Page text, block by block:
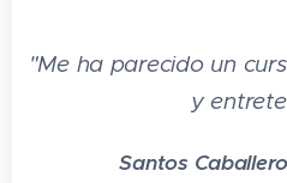
"Me ha parecido un
y
Santos Caballero